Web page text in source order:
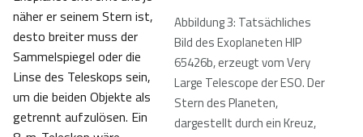
Abbildung 3: Tatsächliches
Bild des Exoplaneten HIP
65426b, erzeugt vom Very
Large Telescope der ESO. Der
Stern des Planeten,
dargestellt durch ein Kreuz,
näher er seinem Stern ist,
desto breiter muss der
Sammelspiegel oder die
Linse des Teleskops sein,
um die beiden Objekte als
getrennt aufzulösen. Ein